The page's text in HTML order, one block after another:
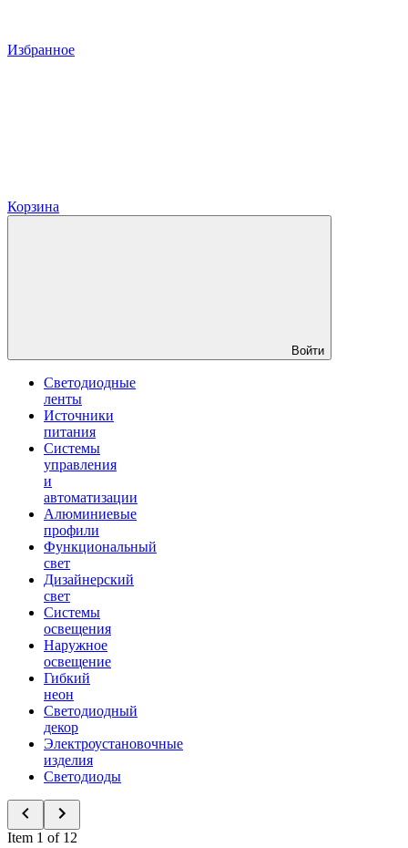
Избранное
Корзина
Войти
Светодиодные
ленты
Источники
питания
Системы
управления
и
автоматизации
Алюминиевые
профили
Функциональный
свет
Дизайнерский
свет
Системы
освещения
Наружное
освещение
Гибкий
неон
Светодиодный
декор
Электроустановочные
изделия
Светодиоды
Item 1 of 12